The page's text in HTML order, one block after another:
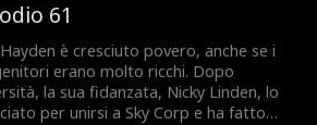
61
è cresciuto povero, anche se i
erano molto ricchi. Dopo
la sua fidanzata, Nicky Linden, lo
per unirsi a Sky Corp e ha fatto